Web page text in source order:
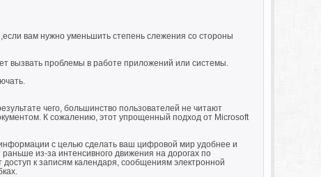
вам нужно уменьшить степень слежения со стороны
вызвать проблемы в работе приложений или системы.
чего, большинство пользователей не читают
К сожалению, этот упрощенный подход от Microsoft
с целью сделать ваш цифровой мир удобнее и
из-за интенсивного движения на дорогах по
к записям календаря, сообщениям электронной